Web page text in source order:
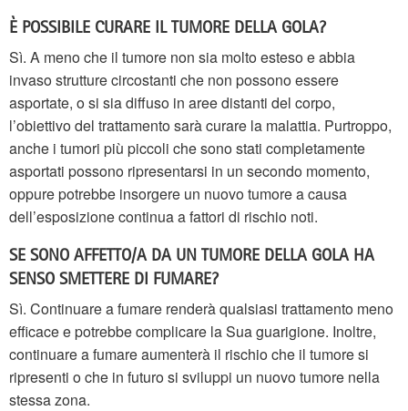
È POSSIBILE CURARE IL TUMORE DELLA GOLA?
Sì. A meno che il tumore non sia molto esteso e abbia
invaso strutture circostanti che non possono essere
asportate, o si sia diffuso in aree distanti del corpo,
l’obiettivo del trattamento sarà curare la malattia. Purtroppo,
anche i tumori più piccoli che sono stati completamente
asportati possono ripresentarsi in un secondo momento,
oppure potrebbe insorgere un nuovo tumore a causa
dell’esposizione continua a fattori di rischio noti.
SE SONO AFFETTO/A DA UN TUMORE DELLA GOLA HA
SENSO SMETTERE DI FUMARE?
Sì. Continuare a fumare renderà qualsiasi trattamento meno
efficace e potrebbe complicare la Sua guarigione. Inoltre,
continuare a fumare aumenterà il rischio che il tumore si
ripresenti o che in futuro si sviluppi un nuovo tumore nella
stessa zona.